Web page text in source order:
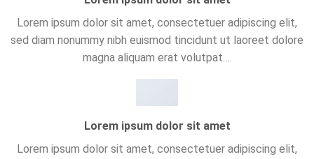
Lorem ipsum dolor sit amet, consectetuer adipiscing elit,
sed diam nonummy nibh euismod tincidunt ut laoreet dolore
magna aliquam erat volutpat….
Lorem ipsum dolor sit amet
Lorem ipsum dolor sit amet, consectetuer adipiscing elit,